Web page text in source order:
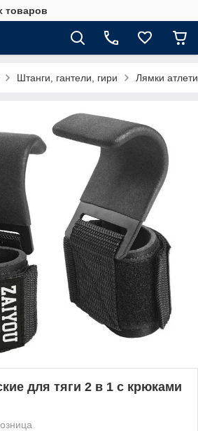
товаров
Штанги, гантели, гири Лямки
для тяги 2 в 1 с крюками